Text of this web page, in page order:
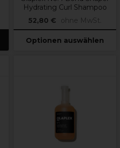
Hydrating Curl Shampoo
52,80 €
ohne MwSt.
Optionen auswählen